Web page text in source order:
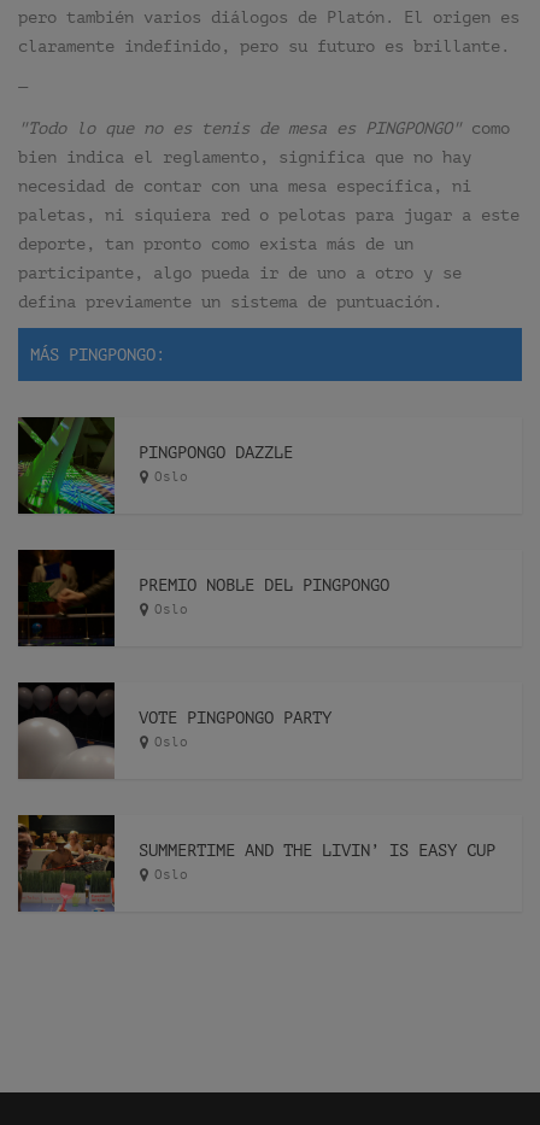
pero también varios diálogos de Platón. El origen es
claramente indefinido, pero su futuro es brillante.
—
"Todo lo que no es tenis de mesa es PINGPONGO" como
bien indica el reglamento, significa que no hay
necesidad de contar con una mesa específica, ni
paletas, ni siquiera red o pelotas para jugar a este
deporte, tan pronto como exista más de un
participante, algo pueda ir de uno a otro y se
defina previamente un sistema de puntuación.
MÁS PINGPONGO:
PINGPONGO DAZZLE
Oslo
PREMIO NOBLE DEL PINGPONGO
Oslo
VOTE PINGPONGO PARTY
Oslo
SUMMERTIME AND THE LIVIN’ IS EASY CUP
Oslo